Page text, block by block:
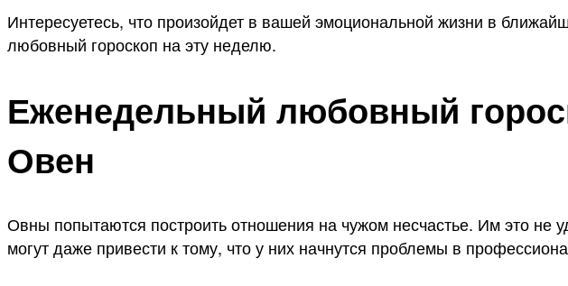
Интересуетесь, что произойдет в вашей эмоциональной жизни в
любовный гороскоп на эту неделю.
Еженедельный любовный
Овен
Овны попытаются построить отношения на чужом несчастье. Им это не
могут даже привести к тому, что у них начнутся проблемы в